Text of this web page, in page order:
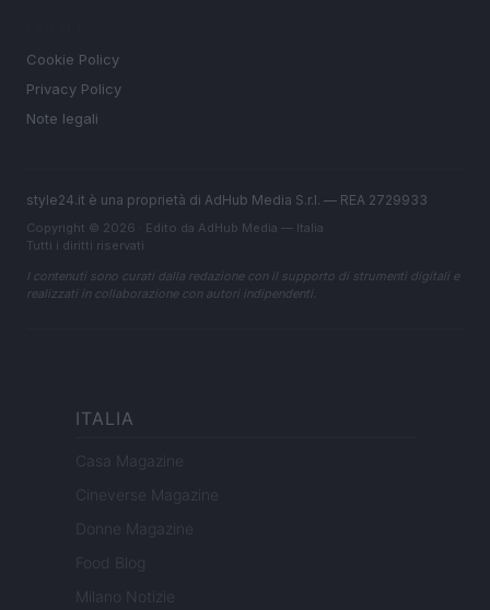
Cookie Policy
Privacy Policy
Note legali
style24.it è una proprietà di AdHub Media S.r.l. — REA 2729933
Copyright © 2026 · Edito da AdHub Media — Italia
Tutti i diritti riservati
I contenuti sono curati dalla redazione con il supporto di strumenti digitali e
realizzati in collaborazione con autori indipendenti.
ITALIA
Casa Magazine
Cineverse Magazine
Donne Magazine
Food Blog
Milano Notizie